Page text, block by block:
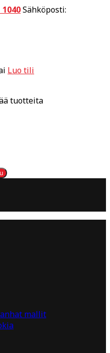
1040Sähköposti:
Luo tili
tuotteita
mallit